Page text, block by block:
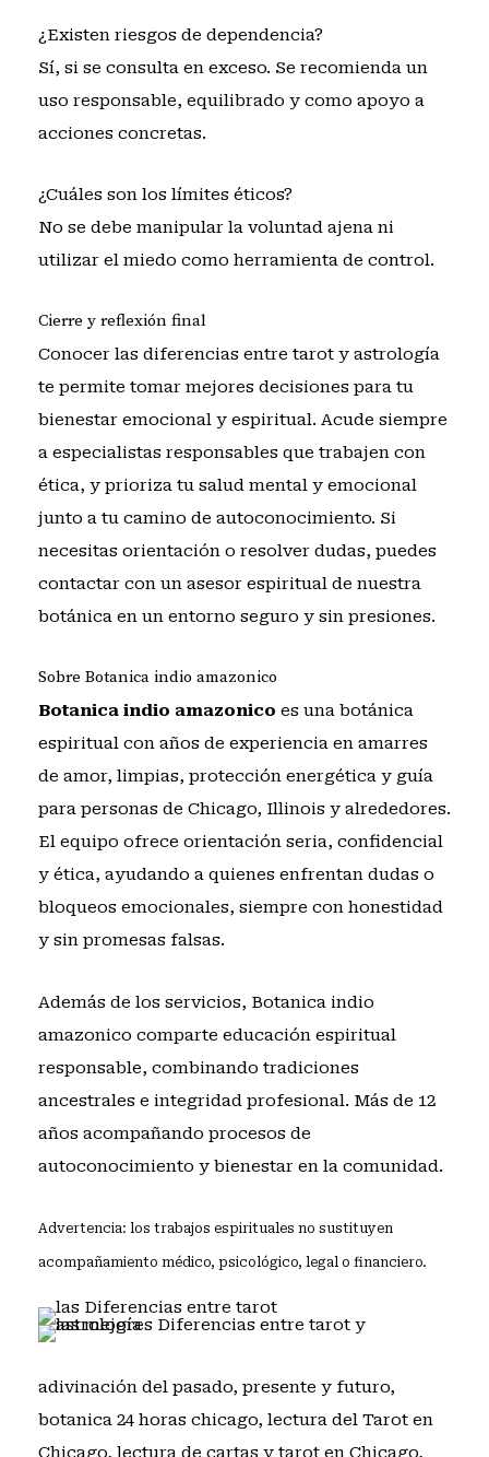
¿Existen riesgos de dependencia?
Sí, si se consulta en exceso. Se recomienda un
uso responsable, equilibrado y como apoyo a
acciones concretas.
¿Cuáles son los límites éticos?
No se debe manipular la voluntad ajena ni
utilizar el miedo como herramienta de control.
Cierre y reflexión final
Conocer las diferencias entre tarot y astrología
te permite tomar mejores decisiones para tu
bienestar emocional y espiritual. Acude siempre
a especialistas responsables que trabajen con
ética, y prioriza tu salud mental y emocional
junto a tu camino de autoconocimiento. Si
necesitas orientación o resolver dudas, puedes
contactar con un asesor espiritual de nuestra
botánicaen un entorno seguro y sin presiones.
Sobre Botanica indio amazonico
Botanica indio amazonico es una botánica
espiritual con años de experiencia en amarres
de amor, limpias, protección energética y guía
para personas de Chicago, Illinois y alrededores.
El equipo ofrece orientación seria, confidencial
y ética, ayudando a quienes enfrentan dudas o
bloqueos emocionales, siempre con honestidad
y sin promesas falsas.
Además de los servicios, Botanica indio
amazonico comparte educación espiritual
responsable, combinando tradiciones
ancestrales e integridad profesional. Más de 12
años acompañando procesos de
autoconocimiento y bienestar en la comunidad.
Advertencia: los trabajos espirituales no sustituyen
acompañamiento médico, psicológico, legal o financiero.
adivinación del pasado, presente y futuro,
botanica 24 horas chicago, lectura del Tarot en